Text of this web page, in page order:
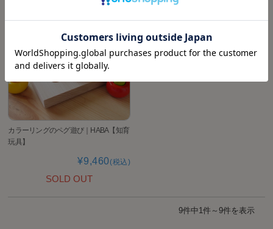
カラーリングのペグ遊び｜HABA【知育
玩具】
¥9,460(税込)
SOLD OUT
9件中1件～9件を表示